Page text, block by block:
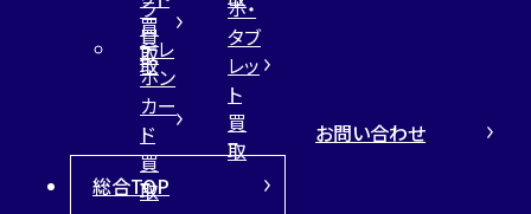
買
取
ラ
買
取
ホ・
タブ
レッ
ト
買
取
テレ
ホン
カー
ド
買
取
総合TOP
お問い合わせ